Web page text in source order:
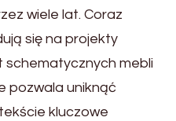
wiele lat. Coraz
się na projekty
schematycznych mebli
pozwala uniknąć
kluczowe